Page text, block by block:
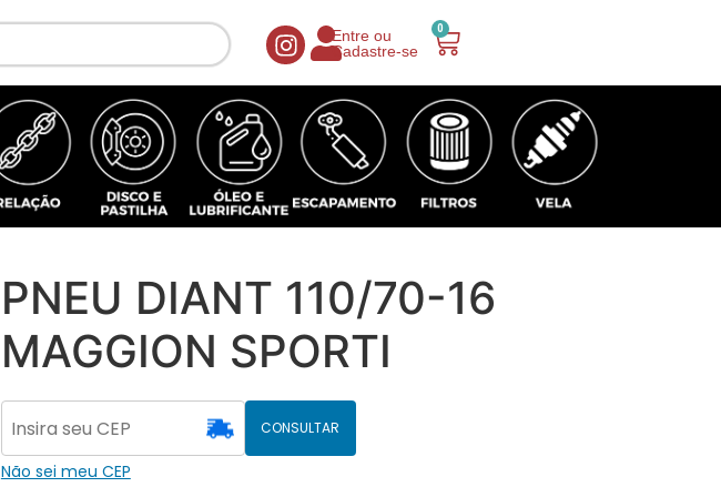
Entre ou
Cadastre-se
0
PNEU DIANT 110/70-16
MAGGION SPORTI
CONSULTAR
Não sei meu CEP